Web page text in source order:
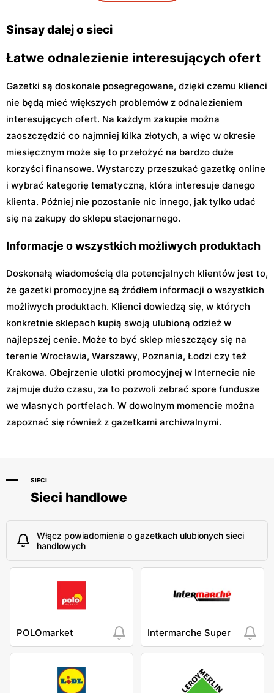
Władysławowo 68
Sinsay dalej o sieci
Łatwe odnalezienie interesujących ofert
Gazetki są doskonale posegregowane, dzięki czemu klienci
nie będą mieć większych problemów z odnalezieniem
interesujących ofert. Na każdym zakupie można
zaoszczędzić co najmniej kilka złotych, a więc w okresie
miesięcznym może się to przełożyć na bardzo duże
korzyści finansowe. Wystarczy przeszukać gazetkę online
i wybrać kategorię tematyczną, która interesuje danego
klienta. Później nie pozostanie nic innego, jak tylko udać
się na zakupy do sklepu stacjonarnego.
Informacje o wszystkich możliwych produktach
Doskonałą wiadomością dla potencjalnych klientów jest to,
że gazetki promocyjne są źródłem informacji o wszystkich
możliwych produktach. Klienci dowiedzą się, w których
konkretnie sklepach kupią swoją ulubioną odzież w
najlepszej cenie. Może to być sklep mieszczący się na
terenie Wrocławia, Warszawy, Poznania, Łodzi czy też
Krakowa. Obejrzenie ulotki promocyjnej w Internecie nie
zajmuje dużo czasu, za to pozwoli zebrać spore fundusze
we własnych portfelach. W dowolnym momencie można
zapoznać się również z gazetkami archiwalnymi.
SIECI
Sieci handlowe
Włącz powiadomienia o gazetkach ulubionych sieci
handlowych
POLOmarket Intermarche Super